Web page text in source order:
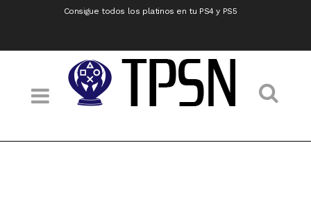
Consigue todos los platinos en tu PS4 y PS5